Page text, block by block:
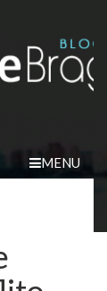
MENU